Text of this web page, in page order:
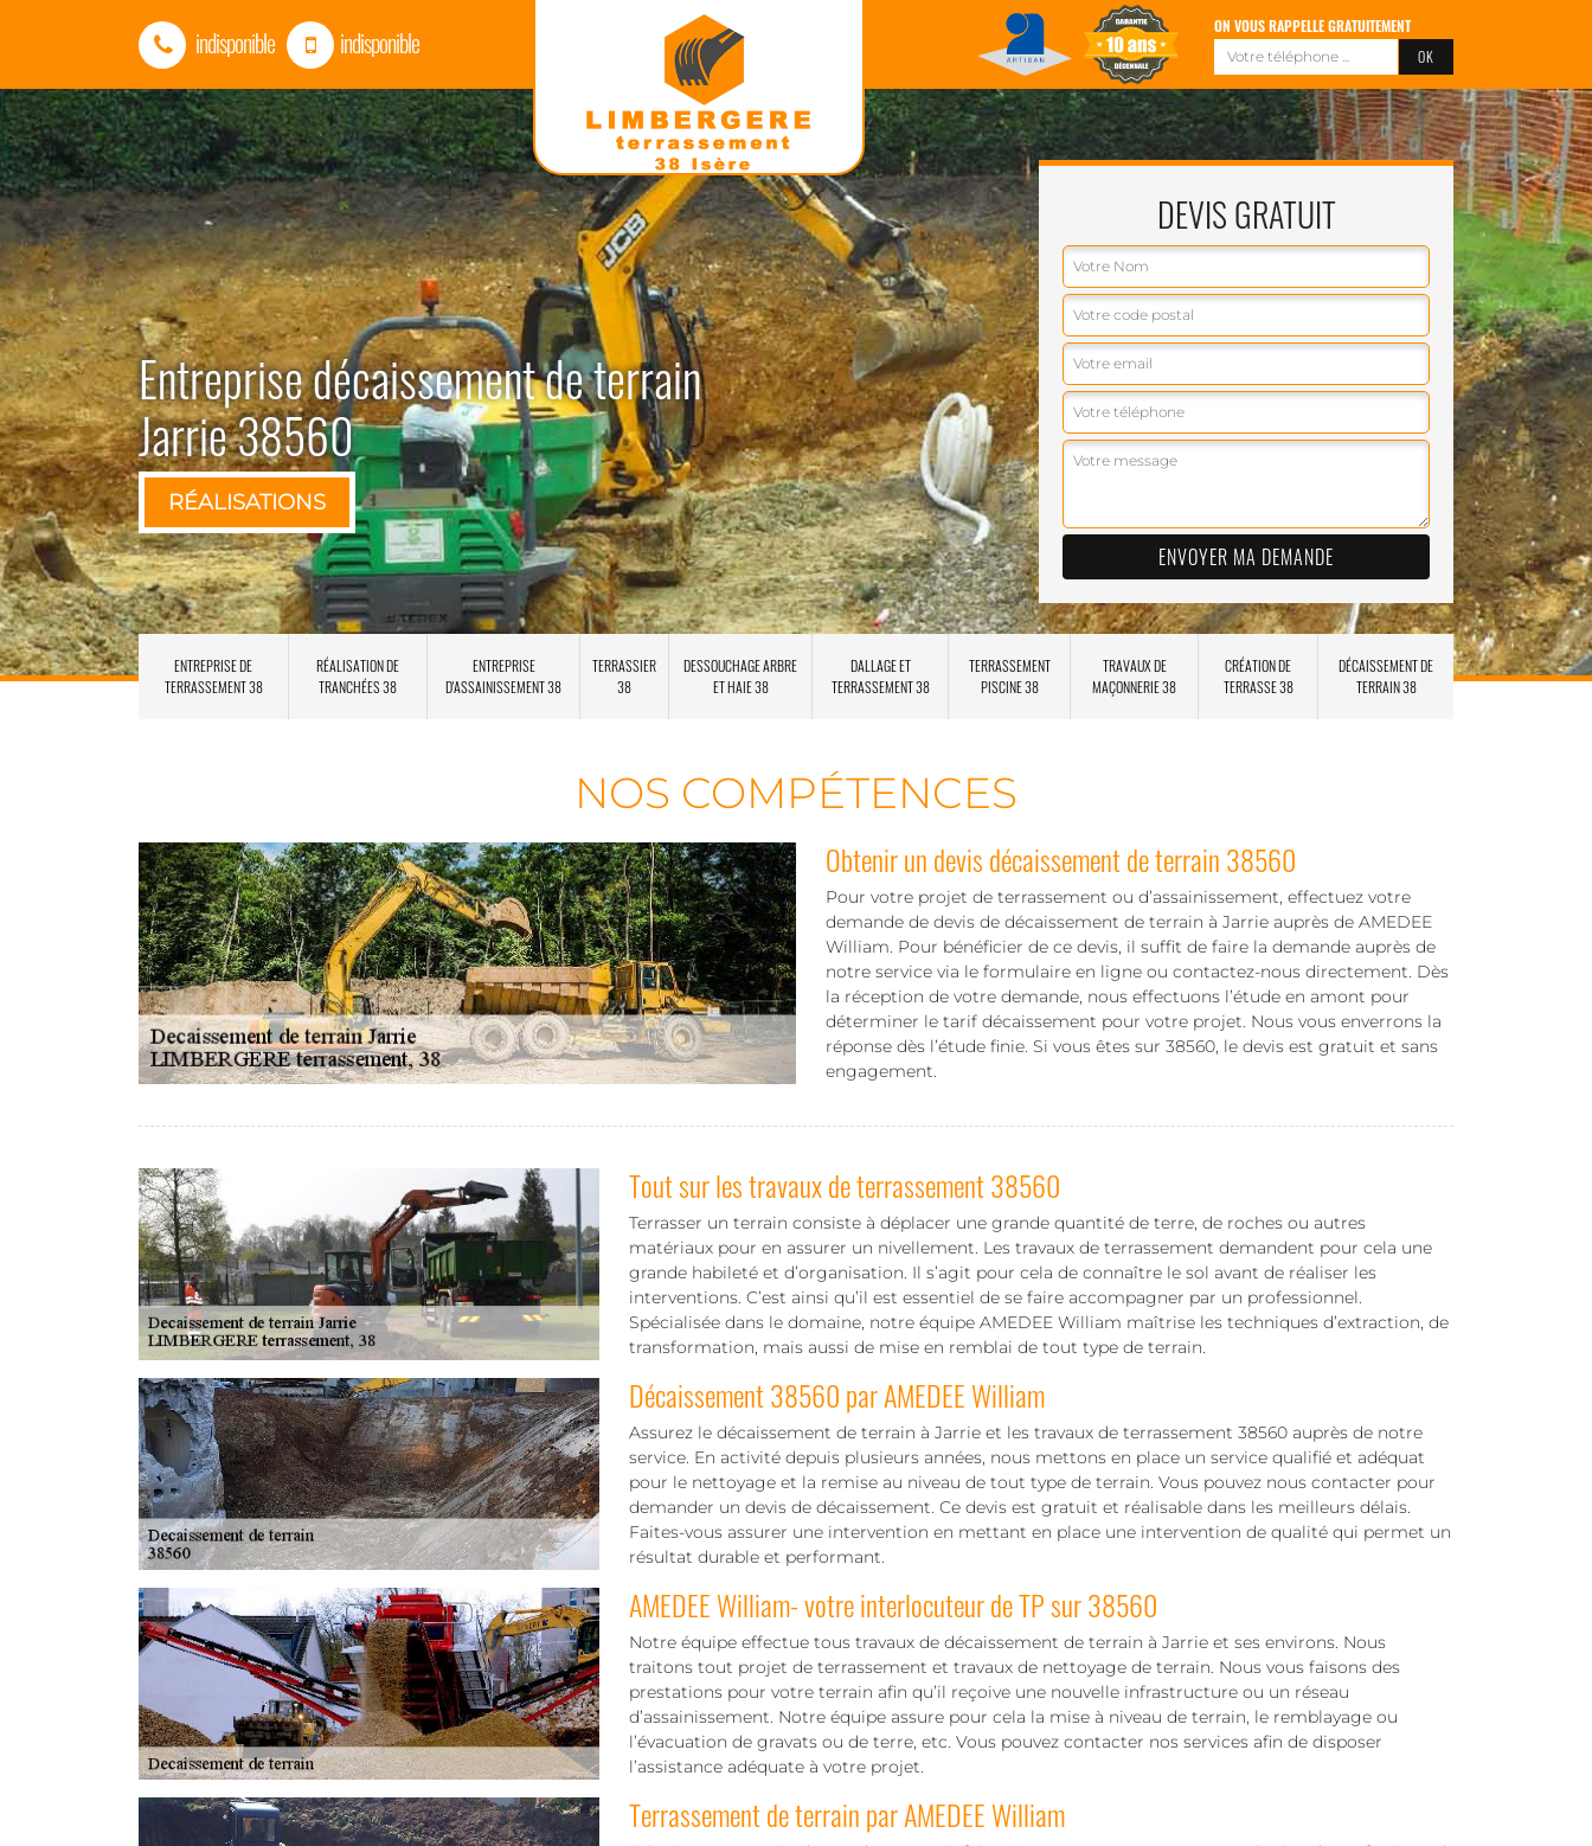
indisponible indisponible ON VOUS RAPPELLE GRATUITEMENT
Entreprise décaissement de terrain
Jarrie 38560
RÉALISATIONS
DEVIS GRATUIT
ENTREPRISE DE
TERRASSEMENT 38
RÉALISATION DE
TRANCHÉES 38
ENTREPRISE
D'ASSAINISSEMENT 38
TERRASSIER
38
DESSOUCHAGE ARBRE
ET HAIE 38
DALLAGE ET
TERRASSEMENT 38
TERRASSEMENT
PISCINE 38
TRAVAUX DE
MAÇONNERIE 38
CRÉATION DE
TERRASSE 38
DÉCAISSEMENT DE
TERRAIN 38
NOS COMPÉTENCES
Obtenir un devis décaissement de terrain 38560
Pour votre projet de terrassement ou d’assainissement, effectuez votre
demande de devis de décaissement de terrain à Jarrie auprès de AMEDEE
William. Pour bénéficier de ce devis, il suffit de faire la demande auprès de
notre service via le formulaire en ligne ou contactez-nous directement. Dès
la réception de votre demande, nous effectuons l’étude en amont pour
déterminer le tarif décaissement pour votre projet. Nous vous enverrons la
réponse dès l’étude finie. Si vous êtes sur 38560, le devis est gratuit et sans
engagement.
Tout sur les travaux de terrassement 38560
Terrasser un terrain consiste à déplacer une grande quantité de terre, de roches ou autres
matériaux pour en assurer un nivellement. Les travaux de terrassement demandent pour cela une
grande habileté et d’organisation. Il s’agit pour cela de connaître le sol avant de réaliser les
interventions. C’est ainsi qu’il est essentiel de se faire accompagner par un professionnel.
Spécialisée dans le domaine, notre équipe AMEDEE William maîtrise les techniques d’extraction, de
transformation, mais aussi de mise en remblai de tout type de terrain.
Décaissement 38560 par AMEDEE William
Assurez le décaissement de terrain à Jarrie et les travaux de terrassement 38560 auprès de notre
service. En activité depuis plusieurs années, nous mettons en place un service qualifié et adéquat
pour le nettoyage et la remise au niveau de tout type de terrain. Vous pouvez nous contacter pour
demander un devis de décaissement. Ce devis est gratuit et réalisable dans les meilleurs délais.
Faites-vous assurer une intervention en mettant en place une intervention de qualité qui permet un
résultat durable et performant.
AMEDEE William- votre interlocuteur de TP sur 38560
Notre équipe effectue tous travaux de décaissement de terrain à Jarrie et ses environs. Nous
traitons tout projet de terrassement et travaux de nettoyage de terrain. Nous vous faisons des
prestations pour votre terrain afin qu’il reçoive une nouvelle infrastructure ou un réseau
d’assainissement. Notre équipe assure pour cela la mise à niveau de terrain, le remblayage ou
l’évacuation de gravats ou de terre, etc. Vous pouvez contacter nos services afin de disposer
l’assistance adéquate à votre projet.
Terrassement de terrain par AMEDEE William